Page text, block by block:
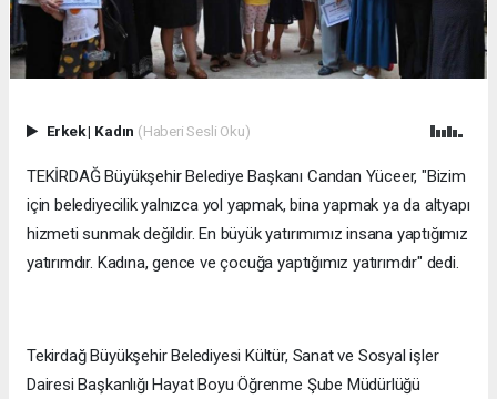
Erkek| Kadın (Haberi Sesli Oku)
TEKİRDAĞ Büyükşehir Belediye Başkanı Candan Yüceer, "Bizim
için belediyecilik yalnızca yol yapmak, bina yapmak ya da altyapı
hizmeti sunmak değildir. En büyük yatırımımız insana yaptığımız
yatırımdır. Kadına, gence ve çocuğa yaptığımız yatırımdır" dedi.
Tekirdağ Büyükşehir Belediyesi Kültür, Sanat ve Sosyal işler
Dairesi Başkanlığı Hayat Boyu Öğrenme Şube Müdürlüğü